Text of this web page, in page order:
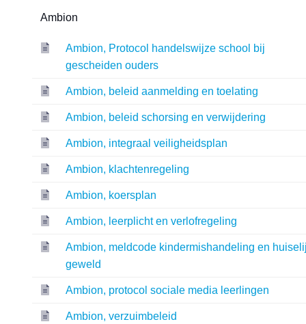
Ambion
Ambion, Protocol handelswijze school bij
gescheiden ouders
Ambion, beleid aanmelding en toelating
Ambion, beleid schorsing en verwijdering
Ambion, integraal veiligheidsplan
Ambion, klachtenregeling
Ambion, koersplan
Ambion, leerplicht en verlofregeling
Ambion, meldcode kindermishandeling en
geweld
Ambion, protocol sociale media leerlingen
Ambion, verzuimbeleid